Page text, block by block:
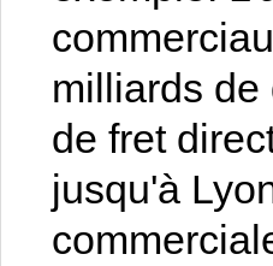
milliards
de fret
jusqu'à